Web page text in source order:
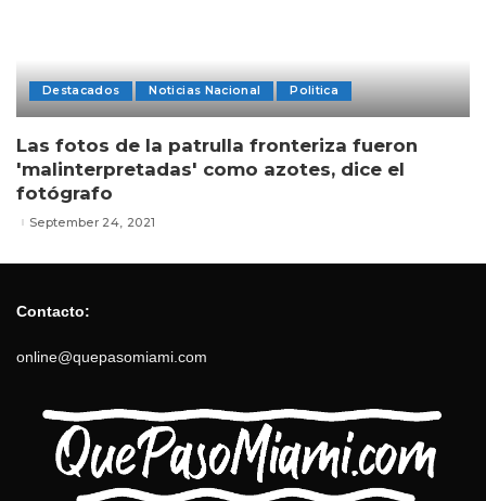
Destacados Noticias Nacional Politica
Las fotos de la patrulla fronteriza fueron
'malinterpretadas' como azotes, dice el
fotógrafo
September 24, 2021
Contacto:
online@quepasomiami.com